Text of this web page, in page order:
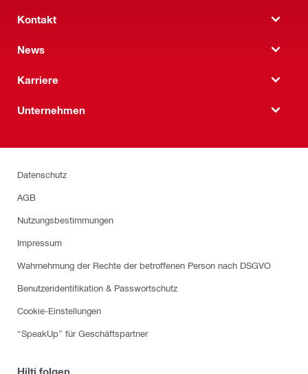
Kontakt
News
Karriere
Unternehmen
Datenschutz
AGB
Nutzungsbestimmungen
Impressum
Wahrnehmung der Rechte der betroffenen Person nach DSGVO
Benutzeridentifikation & Passwortschutz
Cookie-Einstellungen
“SpeakUp” für Geschäftspartner
Hilti folgen